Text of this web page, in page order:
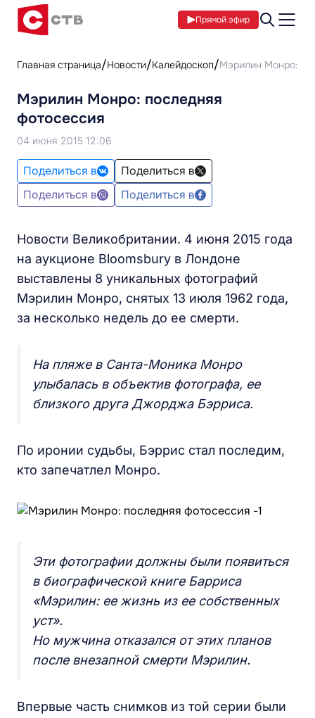
Прямой эфир
Главная страница Новости Калейдоскоп Мэрилин Монро:
Мэрилин Монро: последняя
фотосессия
04 июня 2015 12:06
Поделиться в
Поделиться в
Поделиться в
Поделиться в
Новости Великобритании. 4 июня 2015 года
на аукционе Bloomsbury в Лондоне
выставлены 8 уникальных фотографий
Мэрилин Монро, снятых 13 июля 1962 года,
за несколько недель до ее смерти.
На пляже в Санта-Моника Монро
улыбалась в объектив фотографа, ее
близкого друга Джорджа Бэрриса.
По иронии судьбы, Бэррис стал последим,
кто запечатлел Монро.
Эти фотографии должны были появиться
в биографической книге Барриса
«Мэрилин: ее жизнь из ее собственных
уст».
Но мужчина отказался от этих планов
после внезапной смерти Мэрилин.
Впервые часть снимков из той серии были